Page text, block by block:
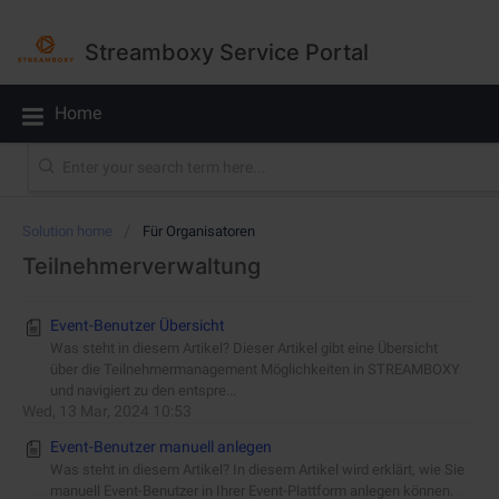
Streamboxy Service Portal
Home
Solution home Für Organisatoren
Teilnehmerverwaltung
Event-Benutzer Übersicht
Was steht in diesem Artikel? Dieser Artikel gibt eine Übersicht
über die Teilnehmermanagement Möglichkeiten in STREAMBOXY
und navigiert zu den entspre...
Event-Benutzer manuell anlegen
Was steht in diesem Artikel? In diesem Artikel wird erklärt, wie Sie
manuell Event-Benutzer in Ihrer Event-Plattform anlegen können.